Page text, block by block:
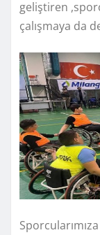
geliştiren
çalışmaya da